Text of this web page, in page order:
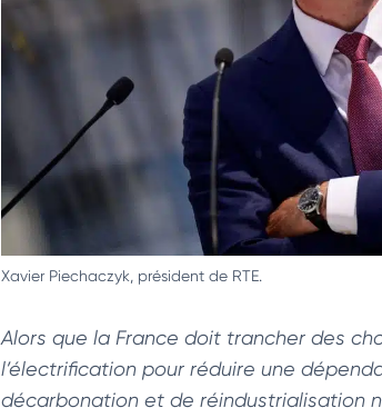
Xavier Piechaczyk, président de RTE.
Alors que la France doit trancher des
l’électrification pour réduire une
décarbonation et de réindustrialisation